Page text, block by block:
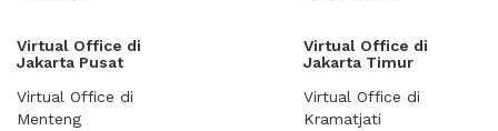
Virtual Office di
Jakarta Pusat
Virtual Office di
Menteng
Virtual Office di
Jakarta Timur
Virtual Office di
Kramatjati